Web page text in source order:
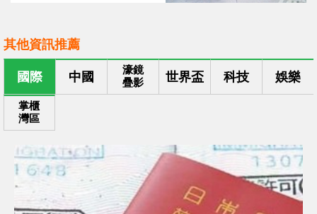
其他資訊推薦
國際 中國
濠鏡
疊影
世界盃 科技 娛樂
掌櫃
灣區